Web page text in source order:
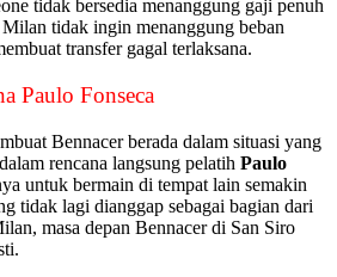
tidak bersedia menanggung gaji penuh
tidak ingin menanggung beban
transfer gagal terlaksana.
Paulo Fonseca
Bennacer berada dalam situasi yang
rencana langsung pelatih Paulo
untuk bermain di tempat lain semakin
tidak lagi dianggap sebagai bagian dari
masa depan Bennacer di San Siro